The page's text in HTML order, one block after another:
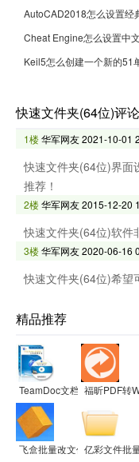
AutoCAD2018怎么设置经
Cheat Engine怎么设置中
快速文件夹(64位)评论
1楼华军网友2021-10-01
快速文件夹(64位)界面
推荐！
2楼华军网友2015-12-20
快速文件夹(64位)软件
3楼华军网友2020-06-16
快速文件夹(64位)希望
精品推荐
TeamDoc文档管理软件
福昕PDF转
飞盒批量改文件名亿彩文件批